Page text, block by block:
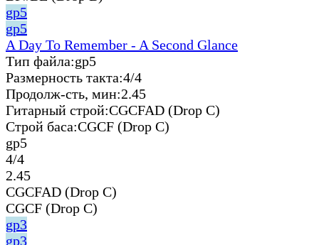
gp5
gp5
A Day To Remember - A Second Glance
Тип файла:gp5
Размерность такта:4/4
Продолж-сть, мин:2.45
Гитарный строй:CGCFAD (Drop C)
Строй баса:CGCF (Drop C)
gp5
4/4
2.45
CGCFAD (Drop C)
CGCF (Drop C)
gp3
gp3